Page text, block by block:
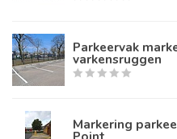
Parkeervak
varkensruggen
Markering